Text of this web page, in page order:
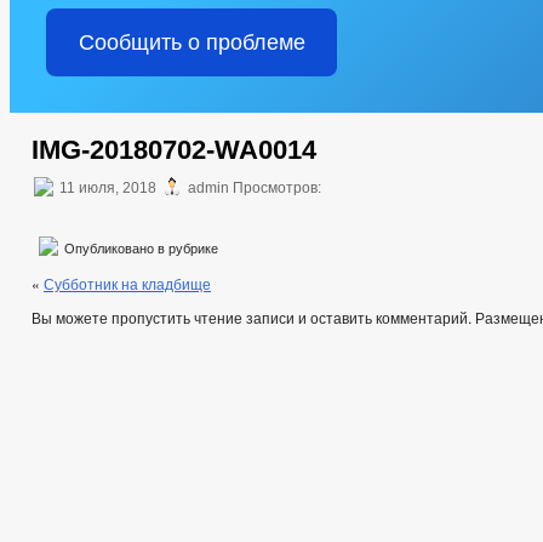
Сообщить о проблеме
IMG-20180702-WA0014
11 июля, 2018 admin Просмотров:
Опубликовано в рубрике
« Субботник на кладбище
Вы можете пропустить чтение записи и оставить комментарий.